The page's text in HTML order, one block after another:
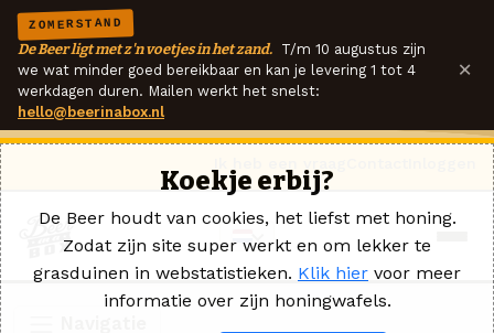
ZOMERSTAND
De Beer ligt met z'n voetjes in het zand. T/m 10 augustus zijn
we wat minder goed bereikbaar en kan je levering 1 tot 4
werkdagen duren. Mailen werkt het snelst:
hello@beerinabox.nl
×
Koekje erbij?
De Beer houdt van cookies, het liefst met honing.
Zodat zijn site super werkt en om lekker te
grasduinen in webstatistieken. Klik hier voor meer
informatie over zijn honingwafels.